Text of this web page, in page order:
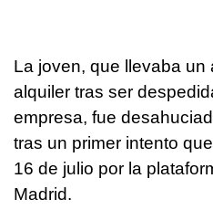
La joven, que llevaba un
alquiler tras ser
empresa, fue
tras un primer intento
16 de julio por la
Madrid.